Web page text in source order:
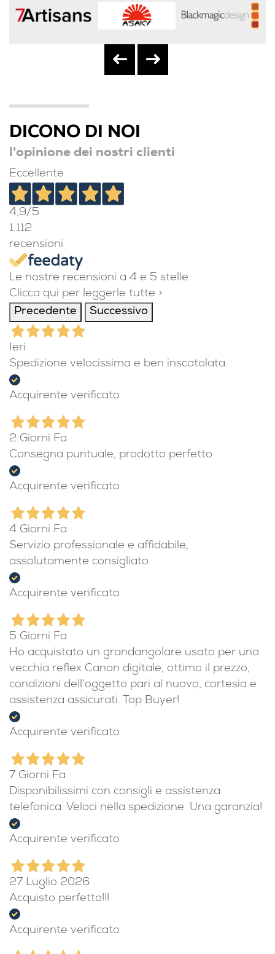
DICONO DI NOI
l'opinione dei nostri clienti
Eccellente
4,9/5
1.112
recensioni
Le nostre recensioni a 4 e 5 stelle.
Clicca qui per leggerle tutte >
Precedente
Successivo
Ieri
Acquirente verificato
2 Giorni Fa
Acquirente verificato
4 Giorni Fa
Servizio professionale e affidabile,
Acquirente verificato
5 Giorni Fa
Ho acquistato un grandangolare usato per una
vecchia reflex Canon digitale, ottimo il prezzo,
condizioni dell'oggetto pari al nuovo, cortesia e
Acquirente verificato
7 Giorni Fa
Disponibilissimi con consigli e assistenza
Acquirente verificato
27 Luglio 2026